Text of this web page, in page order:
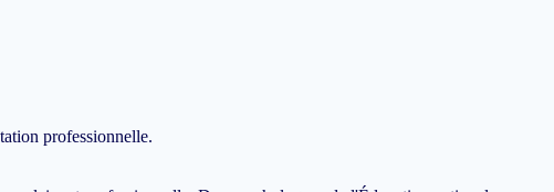
professionnelle.